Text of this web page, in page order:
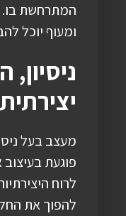
המתרחשת בו.
ומעוף יוכל
יצירתית
מעצב בעל
פוגעת
לרוח
להפוך את